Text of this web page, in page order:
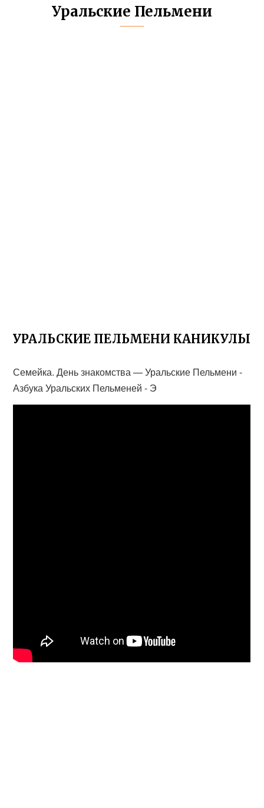
Уральские Пельмени
УРАЛЬСКИЕ ПЕЛЬМЕНИ КАНИКУЛЫ
Семейка. День знакомства — Уральские Пельмени -
Азбука Уральских Пельменей - Э